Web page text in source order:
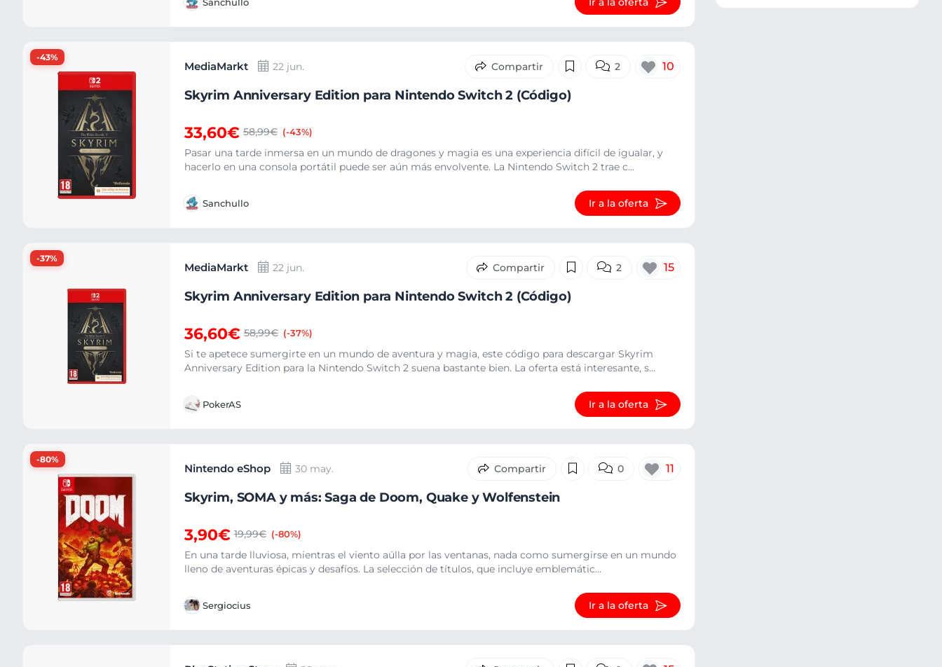
-43%
MediaMarkt 22 jun. 2 10
Skyrim Anniversary Edition para Nintendo Switch 2 (Código)
33,60€ 58,99€ (-43%)
Pasar una tarde inmersa en un mundo de dragones y magia es una experiencia difícil de igualar, y
hacerlo en una consola portátil puede ser aún más envolvente. La Nintendo Switch 2 trae c...
Sanchullo Ir a la oferta
-37%
MediaMarkt 22 jun. 2 15
Skyrim Anniversary Edition para Nintendo Switch 2 (Código)
36,60€ 58,99€ (-37%)
Si te apetece sumergirte en un mundo de aventura y magia, este código para descargar Skyrim
Anniversary Edition para la Nintendo Switch 2 suena bastante bien. La oferta está interesante, s...
PokerAS Ir a la oferta
-80%
Nintendo eShop 30 may. 0 11
Skyrim, SOMA y más: Saga de Doom, Quake y Wolfenstein
3,90€ 19,99€ (-80%)
En una tarde lluviosa, mientras el viento aúlla por las ventanas, nada como sumergirse en un mundo
lleno de aventuras épicas y desafíos. La selección de títulos, que incluye emblemátic...
Sergiocius Ir a la oferta